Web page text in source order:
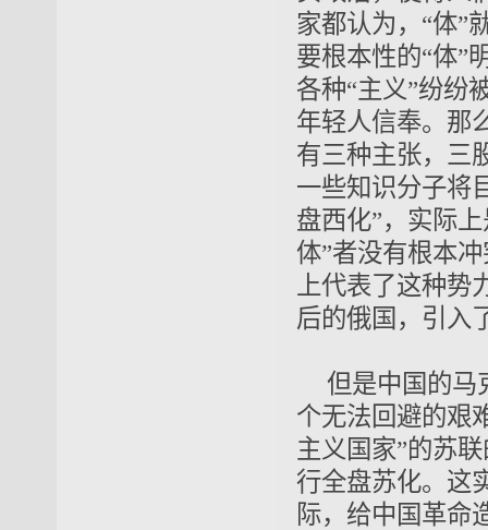
家都认为， “体”
要根本性的“体”
各种“主义”纷纷
年轻人信奉。那
有三种主张，三
一些知识分子将
盘西化”，实际
体”者没有根本
上代表了这种势
后的俄国， 引入
但是中国的马
个无法回避的艰
主义国家”的苏联
行全盘苏化。这
际，给中国革命